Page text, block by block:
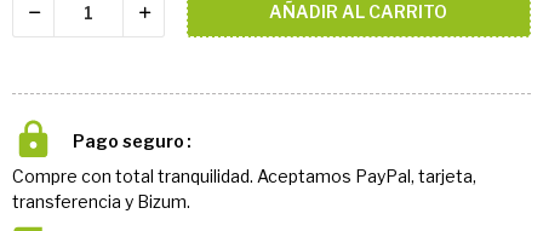
AÑADIR AL CARRITO
Pago seguro
Compre con total tranquilidad. Aceptamos PayPal, tarjeta,
transferencia y Bizum.